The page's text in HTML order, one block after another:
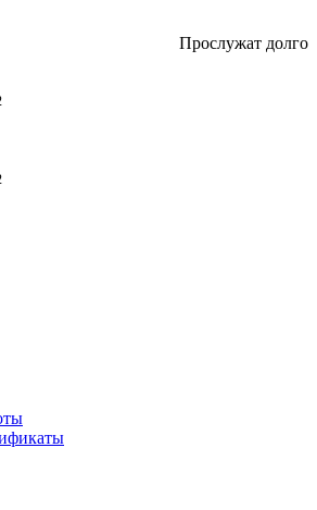
Прослужат долго